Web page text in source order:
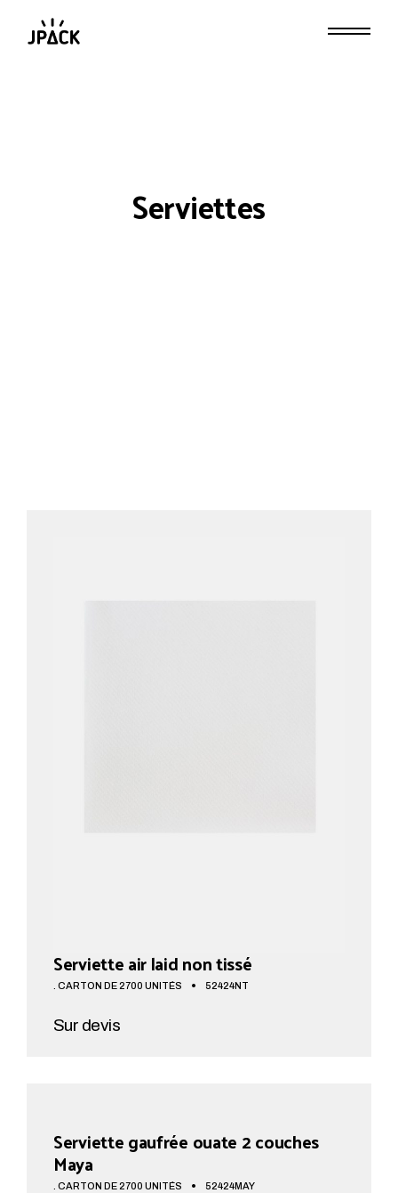
Serviettes
Serviette air laid non tissé
. CARTON DE 2700 UNITÉS 52424NT
Sur devis
Serviette gaufrée ouate 2 couches
Maya
. CARTON DE 2700 UNITÉS 52424MAY